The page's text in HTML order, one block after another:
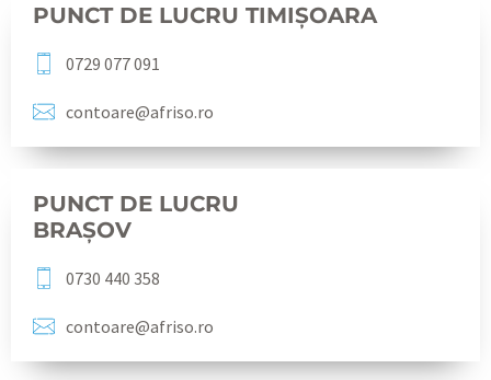
PUNCT DE LUCRU TIMIȘOARA
0729 077 091
contoare@afriso.ro
PUNCT DE LUCRU
BRAȘOV
0730 440 358
contoare@afriso.ro